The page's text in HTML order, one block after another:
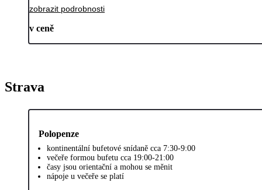
zobrazit podrobnosti
v ceně
Strava
Polopenze
kontinentální bufetové snídaně cca 7:30-9:00
večeře formou bufetu cca 19:00-21:00
časy jsou orientační a mohou se měnit
nápoje u večeře se platí